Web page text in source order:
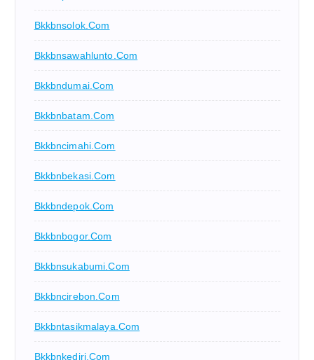
Bkkbnsolok.com
Bkkbnsawahlunto.com
Bkkbndumai.com
Bkkbnbatam.com
Bkkbncimahi.com
Bkkbnbekasi.com
Bkkbndepok.com
Bkkbnbogor.com
Bkkbnsukabumi.com
Bkkbncirebon.com
Bkkbntasikmalaya.com
Bkkbnkediri.com